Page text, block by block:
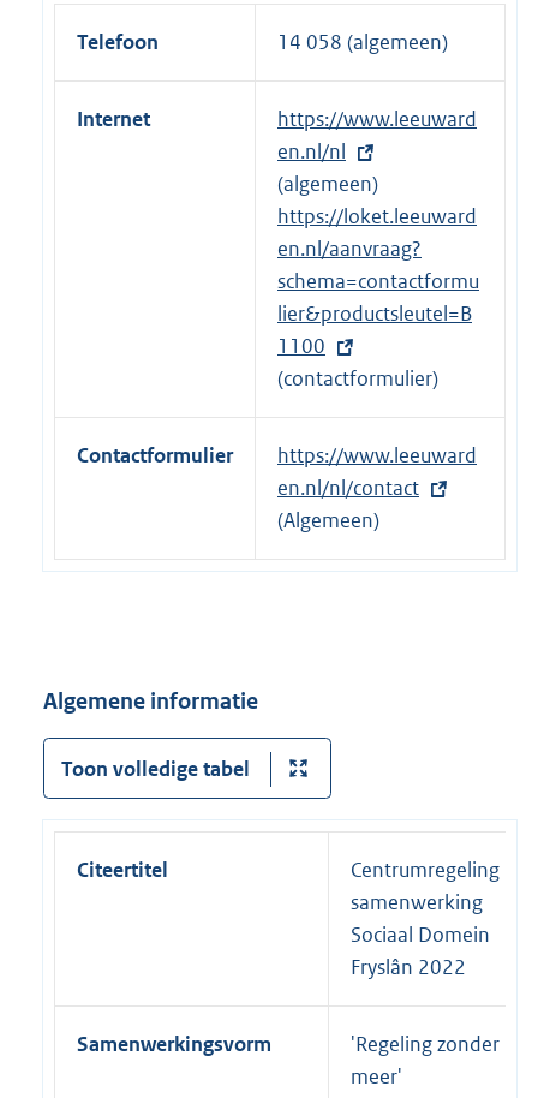
Telefoon 14 058 (algemeen)
Internet
E
x
t
e
r
n
e
l
i
n
k
https://www.leeuward
en.nl/nl
(algemeen)
E
x
t
e
r
n
e
l
n
:
https://loket.leeuward
en.nl/aanvraag?
schema=contactformu
lier&productsleutel=B
1100
(contactformulier)
Contactformulier
E
x
t
e
n
https://www.leeuward
en.nl/nl/contact
(Algemeen)
Algemene informatie
Toon volledige tabel
Citeertitel
Centrumregeling
samenwerking
Sociaal Domein
Fryslân 2022
Samenwerkingsvorm
'Regeling zonder
meer'